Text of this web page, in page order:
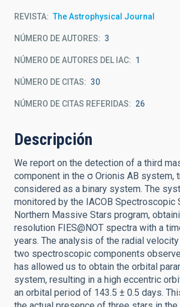
REVISTA The Astrophysical Journal
NÚMERO DE AUTORES 3
NÚMERO DE AUTORES DEL IAC 1
NÚMERO DE CITAS 30
NÚMERO DE CITAS REFERIDAS 26
Descripción
We report on the detection of a third
component in the σ Orionis AB system,
considered as a binary system. The
monitored by the IACOB Spectroscopic
Northern Massive Stars program,
resolution FIES@NOT spectra with a
years. The analysis of the radial
two spectroscopic components
has allowed us to obtain the orbital
system, resulting in a high eccentric
an orbital period of 143.5 ± 0.5 days.